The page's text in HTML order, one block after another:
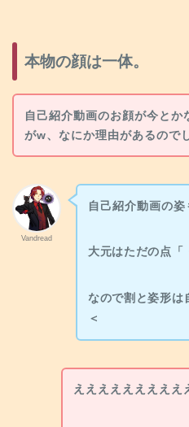
本物の顔は一体。
自己紹介動画のお顔が今とか
がw、なにか理由があるので
Vandread
自己紹介動画の姿
大元はただの点
なので割と姿形は
＜
えええええええええ